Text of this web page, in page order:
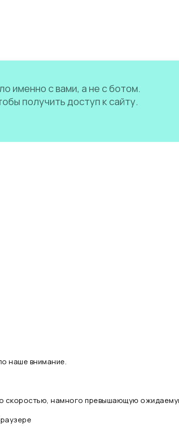
именно с вами, а не с ботом.
получить доступ к сайту.
наше внимание.
скоростью, намного превышающую